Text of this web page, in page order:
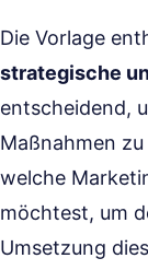
Die Vorlage
strategische
entscheidend,
Maßnahmen
welche
möchtest, um
Umsetzung